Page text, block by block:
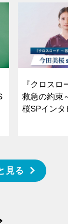
『クロスロ
救急の約束
桜SPイ
見る